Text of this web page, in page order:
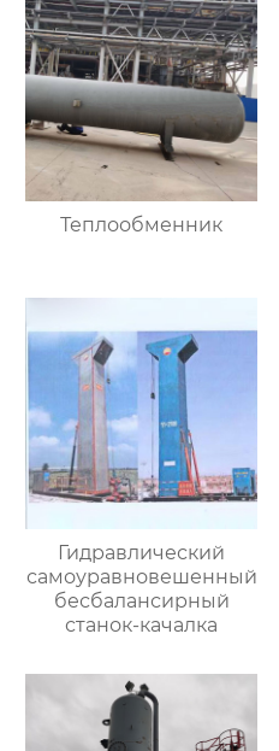
Теплообменник
Гидравлический
самоуравновешенный
бесбалансирный
станок-качалка